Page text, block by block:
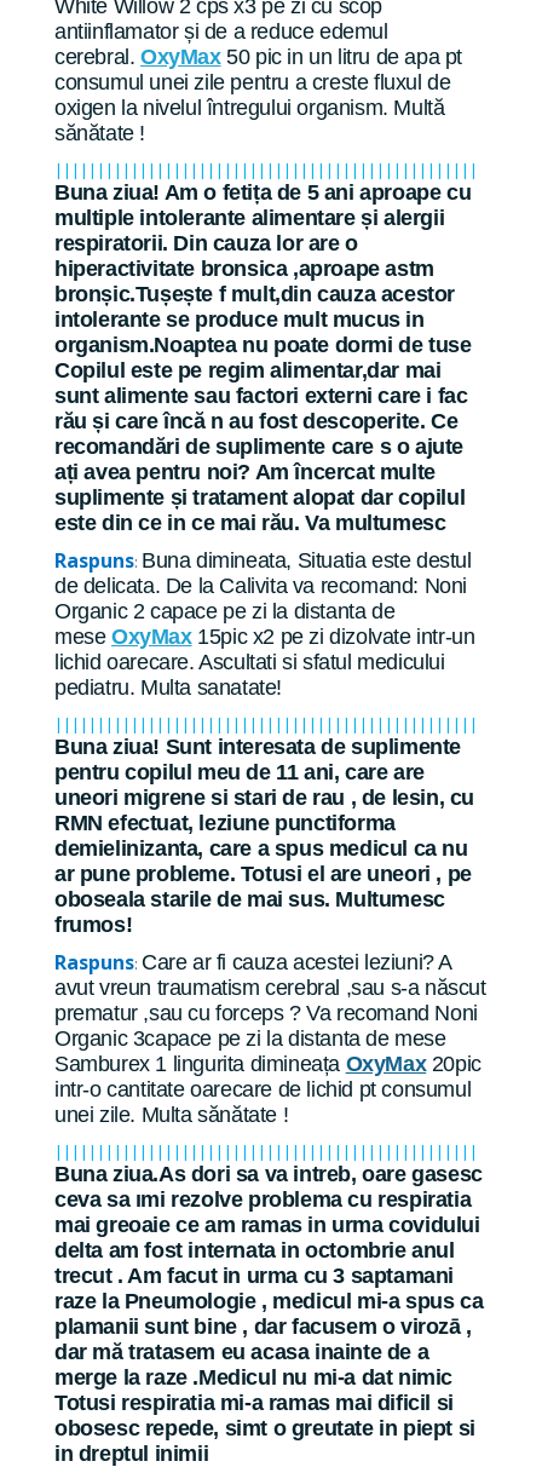
White Willow 2 cps x3 pe zi cu scop
antiinflamator și de a reduce edemul
cerebral. OxyMax50 pic in un litru de apa pt
consumul unei zile pentru a creste fluxul de
oxigen la nivelul întregului organism. Multă
sănătate !
||||||||||||||||||||||||||||||||||||||||||||||||||
Buna ziua! Am o fetița de 5 ani aproape cu
multiple intolerante alimentare și alergii
respiratorii. Din cauza lor are o
hiperactivitate bronsica ,aproape astm
bronșic.Tușește f mult,din cauza acestor
intolerante se produce mult mucus in
organism.Noaptea nu poate dormi de tuse
Copilul este pe regim alimentar,dar mai
sunt alimente sau factori externi care i fac
rău și care încă n au fost descoperite. Ce
recomandări de suplimente care s o ajute
ați avea pentru noi? Am încercat multe
suplimente și tratament alopat dar copilul
este din ce in ce mai rău. Va multumesc
Raspuns: Buna dimineata, Situatia este destul
de delicata. De la Calivita va recomand: Noni
Organic 2 capace pe zi la distanta de
mese OxyMax15pic x2 pe zi dizolvate intr-un
lichid oarecare. Ascultati si sfatul medicului
pediatru. Multa sanatate!
||||||||||||||||||||||||||||||||||||||||||||||||||
Buna ziua! Sunt interesata de suplimente
pentru copilul meu de 11 ani, care are
uneori migrene si stari de rau , de lesin, cu
RMN efectuat, leziune punctiforma
demielinizanta, care a spus medicul ca nu
ar pune probleme. Totusi el are uneori , pe
oboseala starile de mai sus. Multumesc
frumos!
Raspuns: Care ar fi cauza acestei leziuni? A
avut vreun traumatism cerebral ,sau s-a născut
prematur ,sau cu forceps ? Va recomand Noni
Organic 3capace pe zi la distanta de mese
Samburex 1 lingurita dimineața OxyMax20pic
intr-o cantitate oarecare de lichid pt consumul
unei zile. Multa sănătate !
||||||||||||||||||||||||||||||||||||||||||||||||||
Buna ziua.As dori sa va intreb, oare gasesc
ceva sa ımi rezolve problema cu respiratia
mai greoaie ce am ramas in urma covidului
delta am fost internata in octombrie anul
trecut . Am facut in urma cu 3 saptamani
raze la Pneumologie , medicul mi-a spus ca
plamanii sunt bine , dar facusem o virozā ,
dar mă tratasem eu acasa inainte de a
merge la raze .Medicul nu mi-a dat nimic
Totusi respiratia mi-a ramas mai dificil si
obosesc repede, simt o greutate in piept si
in dreptul inimii